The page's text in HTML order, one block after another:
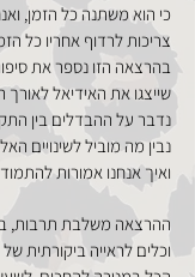
כי הוא משתנה כל הזמן,
צריכות לרדוף אחריו כל
בהרצאה הזו נספר את
שייצגו את האידיאל לאורך
נדבר על ההבדלים בין
נבין מה מוביל לשינויים
ואיך אנחנו אמורות
ההרצאה משלבת תרבות,
וכלים לראייה ביקורתית